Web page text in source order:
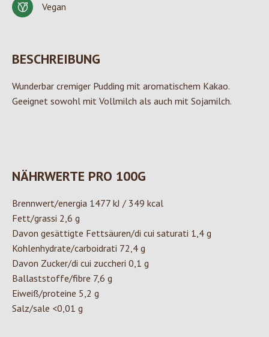
Vegan
BESCHREIBUNG
Wunderbar cremiger Pudding mit aromatischem Kakao.
Geeignet sowohl mit Vollmilch als auch mit Sojamilch.
NÄHRWERTE PRO 100G
Brennwert/energia 1477 kJ / 349 kcal
Fett/grassi 2,6 g
Davon gesättigte Fettsäuren/di cui saturati 1,4 g
Kohlenhydrate/carboidrati 72,4 g
Davon Zucker/di cui zuccheri 0,1 g
Ballaststoffe/fibre 7,6 g
Eiweiß/proteine 5,2 g
Salz/sale <0,01 g